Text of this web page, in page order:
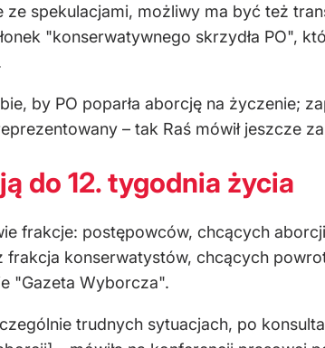
spekulacjami, możliwy ma być też
"konserwatywnego skrzydła PO",
by PO poparła aborcję na życzenie;
– tak Raś mówił jeszcze
do 12. tygodnia życia
frakcje: postępowców, chcących
frakcja konserwatystów, chcących
"Gazeta Wyborcza".
trudnych sytuacjach, po